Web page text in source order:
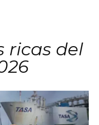
ricas del